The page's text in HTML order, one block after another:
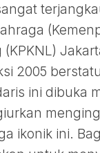
(KPKNL)
2005
ini dibuka
ikonik ini.